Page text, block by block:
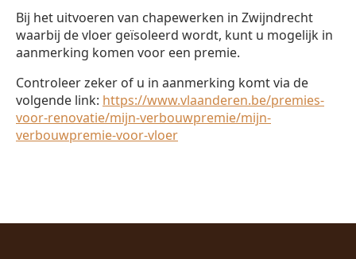
Bij het uitvoeren van chapewerken in Zwijndrecht
waarbij de vloer geïsoleerd wordt, kunt u mogelijk in
aanmerking komen voor een premie.
Controleer zeker of u in aanmerking komt via de
volgende link: https://www.vlaanderen.be/premies-
voor-renovatie/mijn-verbouwpremie/mijn-
verbouwpremie-voor-vloer